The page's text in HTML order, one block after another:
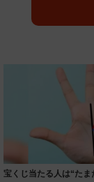
宝くじ当たる人は“たま